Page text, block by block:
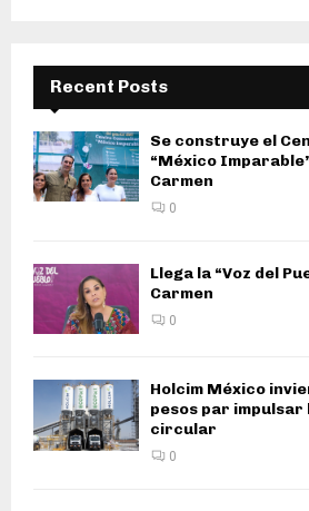
Recent Posts
Se construye el
“México
Carmen
0
Llega la “Voz del
Carmen
0
Holcim México
pesos par impulsar
circular
0